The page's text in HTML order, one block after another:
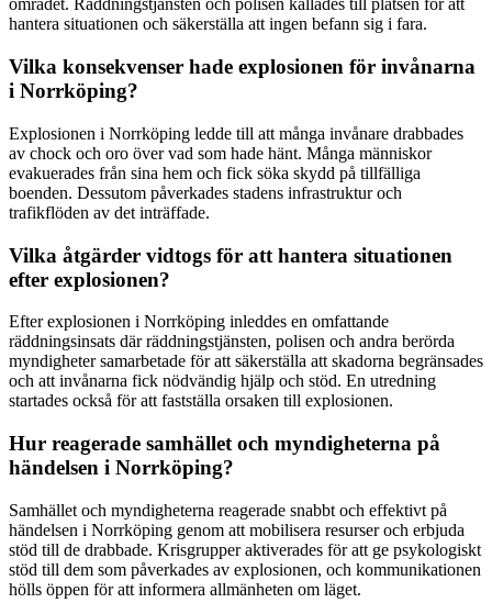
området. Räddningstjänsten och polisen kallades till platsen för att
hantera situationen och säkerställa att ingen befann sig i fara.
Vilka konsekvenser hade explosionen för invånarna
i Norrköping?
Explosionen i Norrköping ledde till att många invånare drabbades
av chock och oro över vad som hade hänt. Många människor
evakuerades från sina hem och fick söka skydd på tillfälliga
boenden. Dessutom påverkades stadens infrastruktur och
trafikflöden av det inträffade.
Vilka åtgärder vidtogs för att hantera situationen
efter explosionen?
Efter explosionen i Norrköping inleddes en omfattande
räddningsinsats där räddningstjänsten, polisen och andra berörda
myndigheter samarbetade för att säkerställa att skadorna begränsades
och att invånarna fick nödvändig hjälp och stöd. En utredning
startades också för att fastställa orsaken till explosionen.
Hur reagerade samhället och myndigheterna på
händelsen i Norrköping?
Samhället och myndigheterna reagerade snabbt och effektivt på
händelsen i Norrköping genom att mobilisera resurser och erbjuda
stöd till de drabbade. Krisgrupper aktiverades för att ge psykologiskt
stöd till dem som påverkades av explosionen, och kommunikationen
hölls öppen för att informera allmänheten om läget.